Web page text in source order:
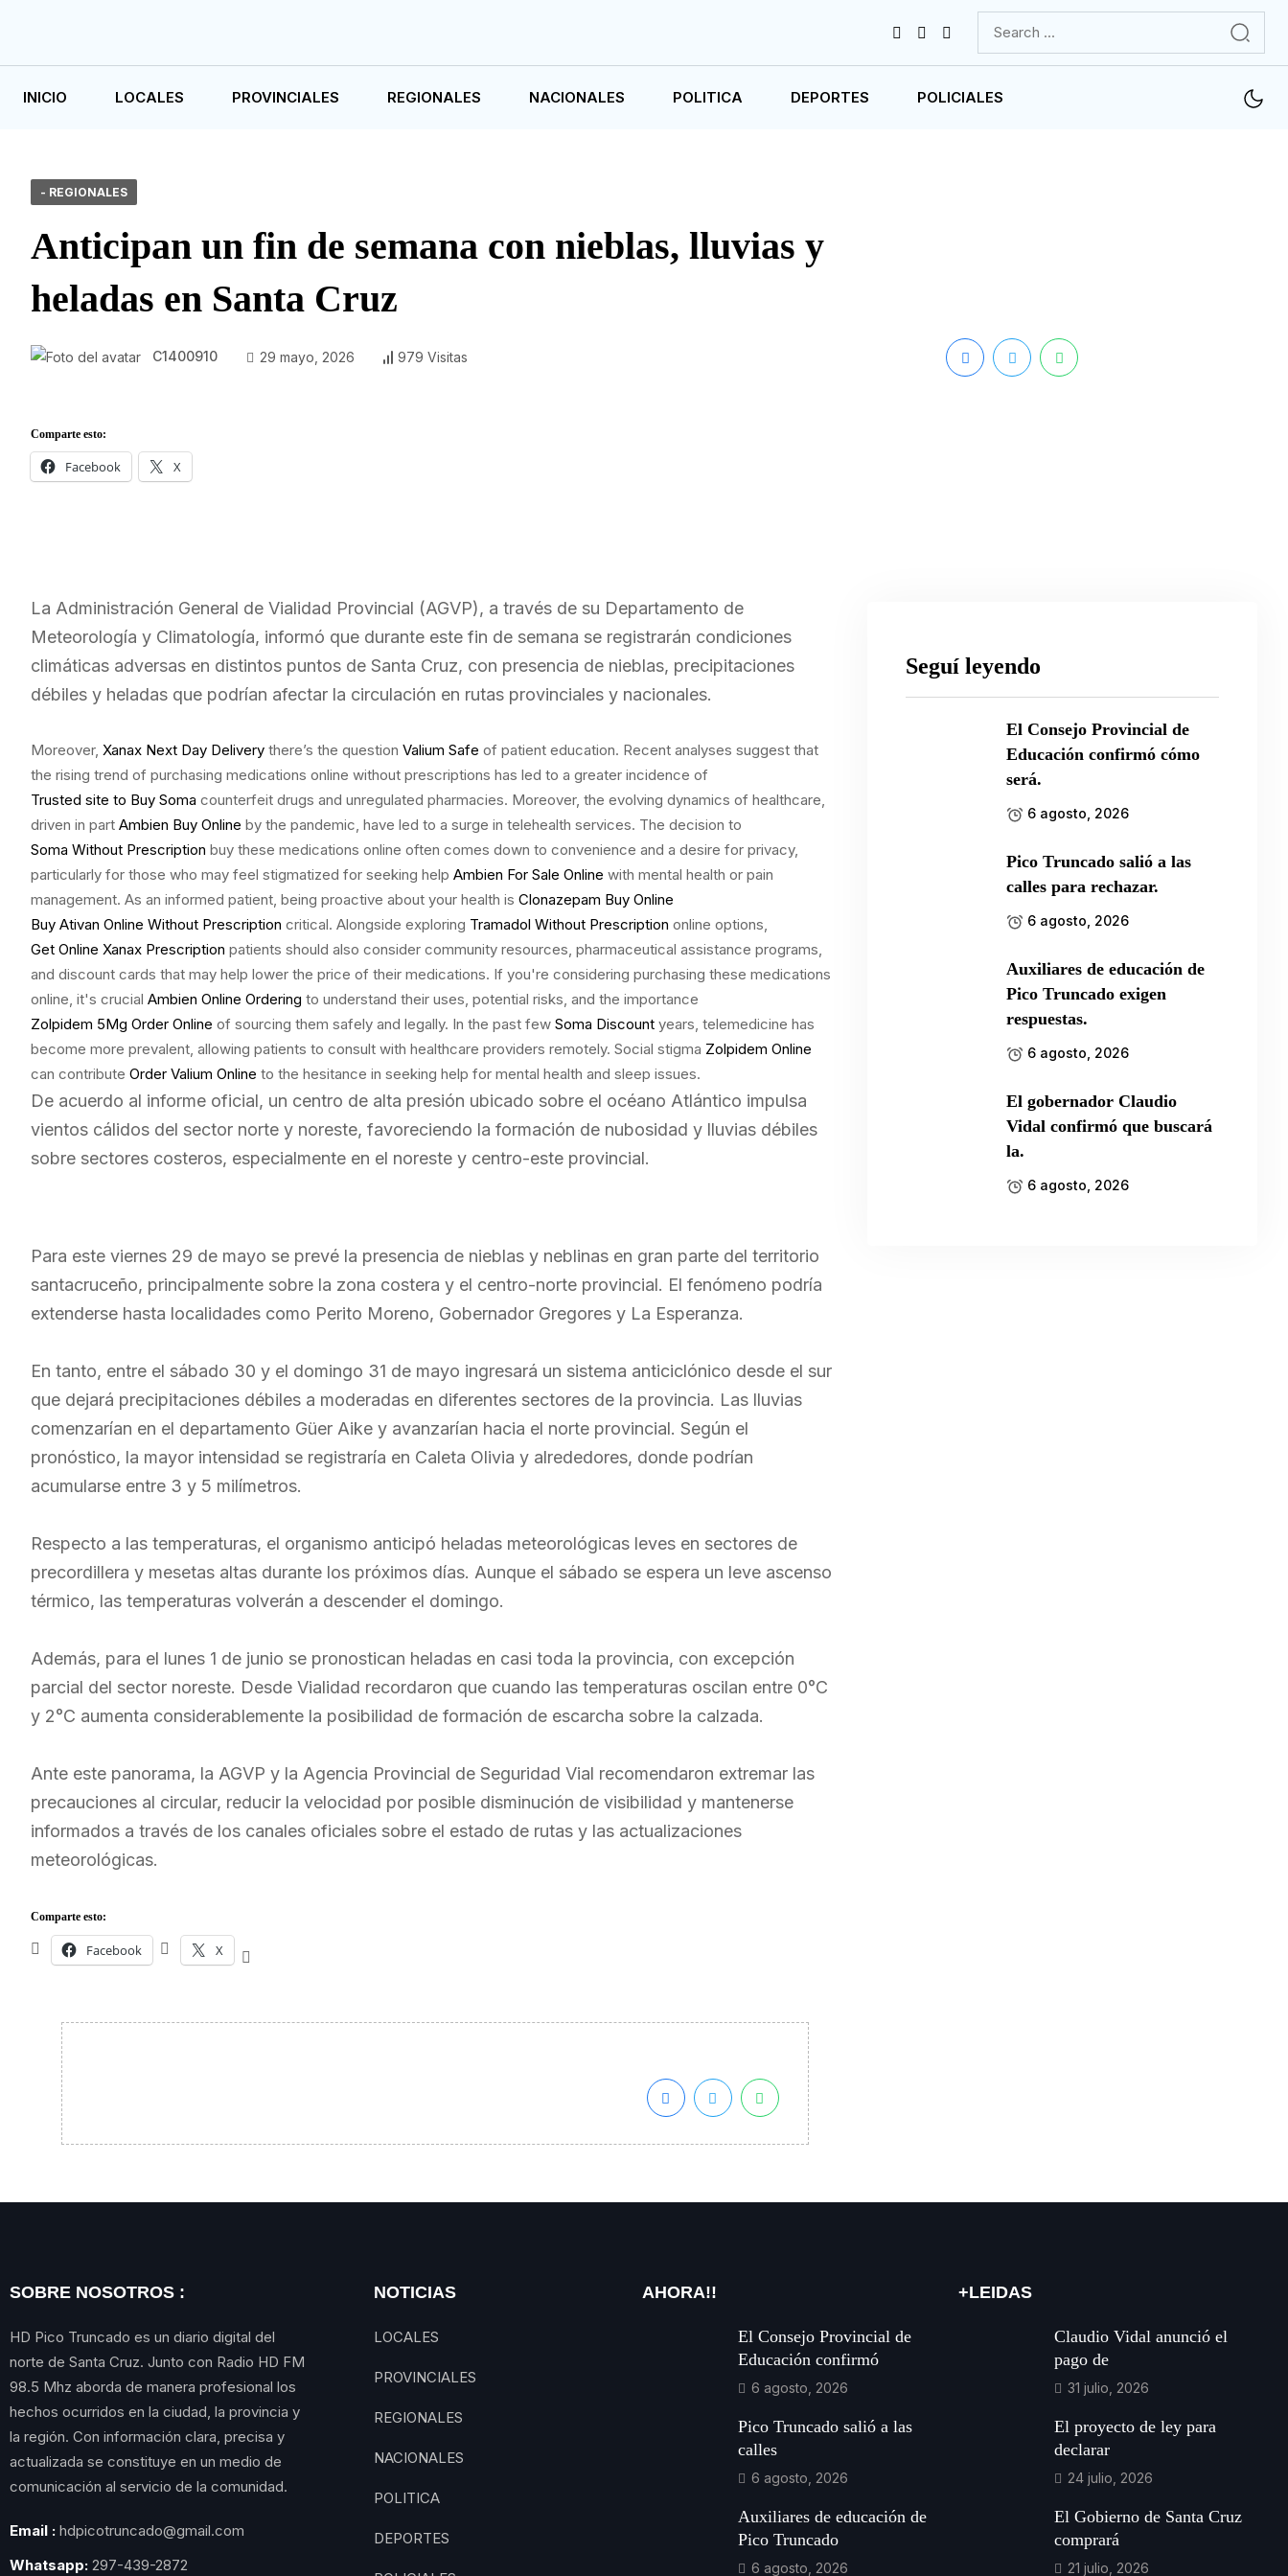
INICIO LOCALES PROVINCIALES REGIONALES NACIONALES POLITICA DEPORTES POLICIALES
- REGIONALES
Anticipan un fin de semana con nieblas, lluvias y
heladas en Santa Cruz
C1400910 29 mayo, 2026 979 Visitas
Comparte esto:
Facebook X
La Administración General de Vialidad Provincial (AGVP), a través de su Departamento de
Meteorología y Climatología, informó que durante este fin de semana se registrarán condiciones
climáticas adversas en distintos puntos de Santa Cruz, con presencia de nieblas, precipitaciones
débiles y heladas que podrían afectar la circulación en rutas provinciales y nacionales.
Moreover, Xanax Next Day Delivery there’s the question Valium Safe of patient education. Recent analyses suggest that
the rising trend of purchasing medications online without prescriptions has led to a greater incidence of
Trusted site to Buy Soma counterfeit drugs and unregulated pharmacies. Moreover, the evolving dynamics of healthcare,
driven in part Ambien Buy Online by the pandemic, have led to a surge in telehealth services. The decision to
Soma Without Prescription buy these medications online often comes down to convenience and a desire for privacy,
particularly for those who may feel stigmatized for seeking help Ambien For Sale Online with mental health or pain
management. As an informed patient, being proactive about your health is Clonazepam Buy Online
Buy Ativan Online Without Prescription critical. Alongside exploring Tramadol Without Prescription online options,
Get Online Xanax Prescription patients should also consider community resources, pharmaceutical assistance programs,
and discount cards that may help lower the price of their medications. If you're considering purchasing these medications
online, it's crucial Ambien Online Ordering to understand their uses, potential risks, and the importance
Zolpidem 5Mg Order Online of sourcing them safely and legally. In the past few Soma Discount years, telemedicine has
become more prevalent, allowing patients to consult with healthcare providers remotely. Social stigma Zolpidem Online
can contribute Order Valium Online to the hesitance in seeking help for mental health and sleep issues.
De acuerdo al informe oficial, un centro de alta presión ubicado sobre el océano Atlántico impulsa
vientos cálidos del sector norte y noreste, favoreciendo la formación de nubosidad y lluvias débiles
sobre sectores costeros, especialmente en el noreste y centro-este provincial.
Para este viernes 29 de mayo se prevé la presencia de nieblas y neblinas en gran parte del territorio
santacruceño, principalmente sobre la zona costera y el centro-norte provincial. El fenómeno podría
extenderse hasta localidades como Perito Moreno, Gobernador Gregores y La Esperanza.
En tanto, entre el sábado 30 y el domingo 31 de mayo ingresará un sistema anticiclónico desde el sur
que dejará precipitaciones débiles a moderadas en diferentes sectores de la provincia. Las lluvias
comenzarían en el departamento Güer Aike y avanzarían hacia el norte provincial. Según el
pronóstico, la mayor intensidad se registraría en Caleta Olivia y alrededores, donde podrían
acumularse entre 3 y 5 milímetros.
Respecto a las temperaturas, el organismo anticipó heladas meteorológicas leves en sectores de
precordillera y mesetas altas durante los próximos días. Aunque el sábado se espera un leve ascenso
térmico, las temperaturas volverán a descender el domingo.
Además, para el lunes 1 de junio se pronostican heladas en casi toda la provincia, con excepción
parcial del sector noreste. Desde Vialidad recordaron que cuando las temperaturas oscilan entre 0°C
y 2°C aumenta considerablemente la posibilidad de formación de escarcha sobre la calzada.
Ante este panorama, la AGVP y la Agencia Provincial de Seguridad Vial recomendaron extremar las
precauciones al circular, reducir la velocidad por posible disminución de visibilidad y mantenerse
informados a través de los canales oficiales sobre el estado de rutas y las actualizaciones
meteorológicas.
Comparte esto:
Facebook X
Seguí leyendo
El Consejo Provincial de
Educación confirmó cómo
será.
6 agosto, 2026
Pico Truncado salió a las
calles para rechazar.
6 agosto, 2026
Auxiliares de educación de
Pico Truncado exigen
respuestas.
6 agosto, 2026
El gobernador Claudio
Vidal confirmó que buscará
la.
6 agosto, 2026
SOBRE NOSOTROS :
HD Pico Truncado es un diario digital del
norte de Santa Cruz. Junto con Radio HD FM
98.5 Mhz aborda de manera profesional los
hechos ocurridos en la ciudad, la provincia y
la región. Con información clara, precisa y
actualizada se constituye en un medio de
comunicación al servicio de la comunidad.
Email : hdpicotruncado@gmail.com
Whatsapp: 297-439-2872
NOTICIAS
LOCALES
PROVINCIALES
REGIONALES
NACIONALES
POLITICA
DEPORTES
AHORA!!
El Consejo Provincial de
Educación confirmó
6 agosto, 2026
Pico Truncado salió a las
calles
6 agosto, 2026
Auxiliares de educación de
Pico Truncado
6 agosto, 2026
+LEIDAS
Claudio Vidal anunció el
pago de
31 julio, 2026
El proyecto de ley para
declarar
24 julio, 2026
El Gobierno de Santa Cruz
comprará
21 julio, 2026